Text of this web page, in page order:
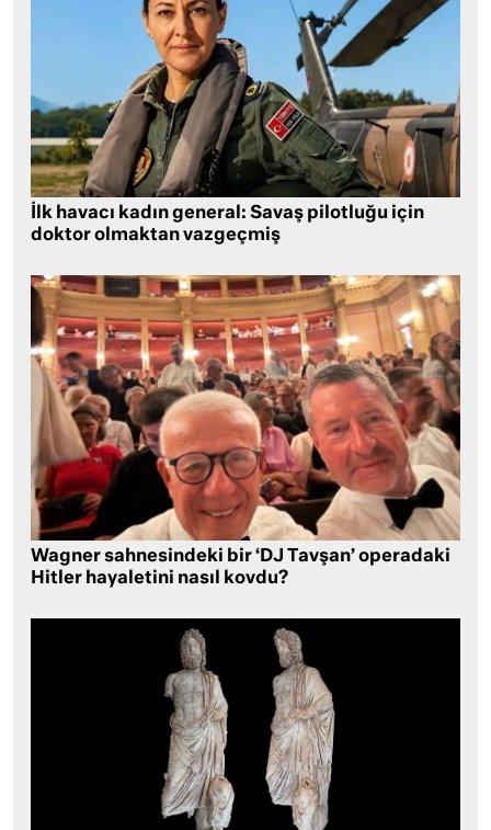
İlk havacı kadın general: Savaş pilotluğu için
doktor olmaktan vazgeçmiş
Wagner sahnesindeki bir ‘DJ Tavşan’ operadaki
Hitler hayaletini nasıl kovdu?